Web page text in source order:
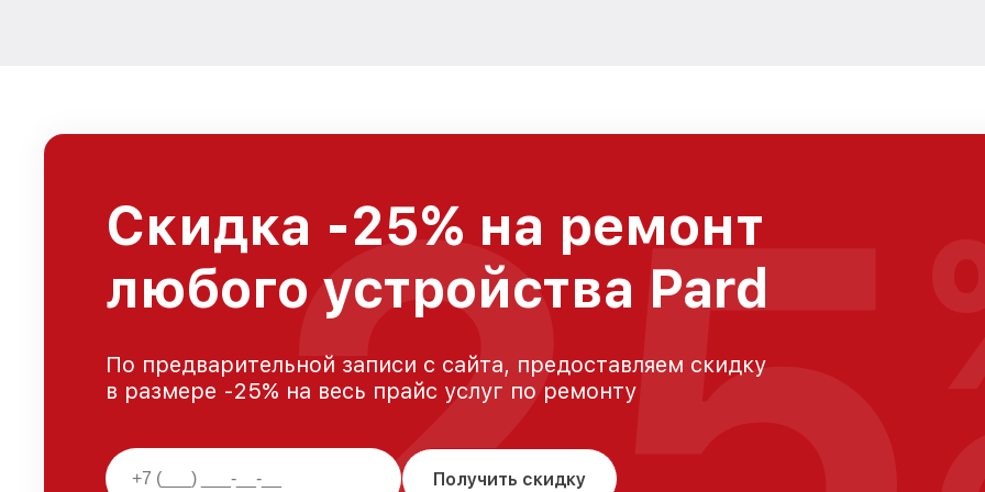
Скидка -25% на ремонт
любого устройства Pard
По предварительной записи с сайта, предоставляем скидку
в размере -25% на весь прайс услуг по ремонту
Получить скидку